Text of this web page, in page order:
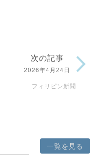
次の記事
2026年4月24日
フィリピン新聞
一覧を見る